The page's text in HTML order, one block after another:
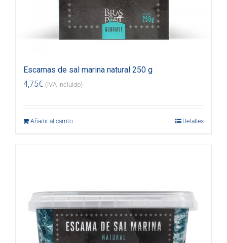
Escamas de sal marina natural 250 g
4,75€ (IVA incluido)
Añadir al carrito Detalles